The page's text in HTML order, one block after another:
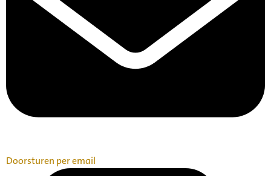
Doorsturen per email